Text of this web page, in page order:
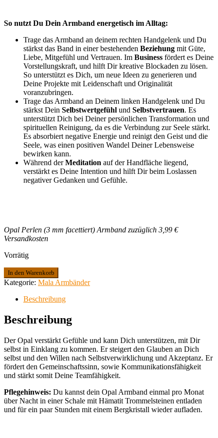
So nutzt Du Dein Armband energetisch im Alltag:
Trage das Armband an deinem rechten Handgelenk und Du
stärkst das Band in einer bestehenden Beziehung mit Güte,
Liebe, Mitgefühl und Vertrauen. Im Business fördert es Deine
Vorstellungskraft, und hilft Dir kreative Blockaden zu lösen.
So unterstützt es Dich, um neue Ideen zu generieren und
Deine Projekte mit Leidenschaft und Originalität
voranzubringen.
Trage das Armband an Deinem linken Handgelenk und Du
stärkst Dein Selbstwertgefühl und Selbstvertrauen. Es
unterstützt Dich bei Deiner persönlichen Transformation und
spirituellen Reinigung, da es die Verbindung zur Seele stärkt.
Es absorbiert negative Energie und reinigt den Geist und die
Seele, was einen positiven Wandel Deiner Lebensweise
bewirken kann.
Während derMeditation auf der Handfläche liegend,
verstärkt es Deine Intention und hilft Dir beim Loslassen
negativer Gedanken und Gefühle.
Opal Perlen (3 mm facettiert) Armband zuzüglich 3,99 €
Versandkosten
Vorrätig
Opal
Armband
Menge
In den Warenkorb
Kategorie: Mala Armbänder
Beschreibung
Beschreibung
Der Opal verstärkt Gefühle und kann Dich unterstützen, mit Dir
selbst in Einklang zu kommen. Er steigert den Glauben an Dich
selbst und den Willen nach Selbstverwirklichung und Akzeptanz. Er
fördert den Gemeinschaftssinn, sowie Kommunikationsfähigkeit
und stärkt somit Deine Teamfähigkeit.
Pflegehinweis: Du kannst dein Opal Armband einmal pro Monat
über Nacht in einer Schale mit Hämatit Trommelsteinen entladen
und für ein paar Stunden mit einem Bergkristall wieder aufladen.